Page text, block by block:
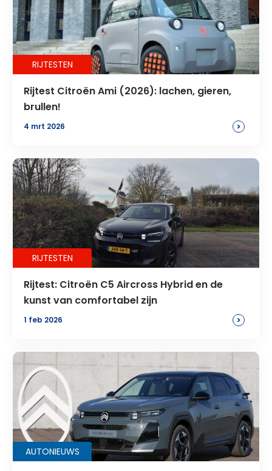
RIJTESTEN
Rijtest Citroën Ami (2026): lachen, gieren,
brullen!
4 mrt 2026 >
RIJTESTEN
Rijtest: Citroën C5 Aircross Hybrid en de
kunst van comfortabel zijn
1 feb 2026 >
AUTONIEUWS